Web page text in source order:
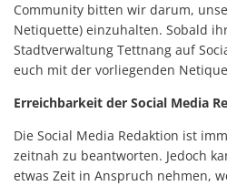
Community bitten wir darum,
Netiquette) einzuhalten. Sobald
Stadtverwaltung Tettnang auf
euch mit der vorliegenden
Erreichbarkeit der Social Media
Die Social Media Redaktion ist
zeitnah zu beantworten. Jedoch
etwas Zeit in Anspruch nehmen,